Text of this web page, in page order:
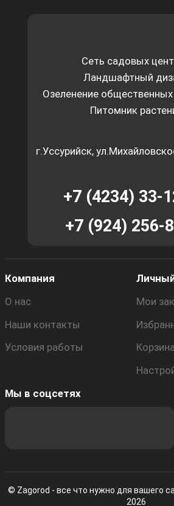
Сеть садовых
Ландшафтный
Озеленение общественных
Питомник
г.Уссурийск,
+7 (4234) 33-
+7 (924) 256-
Компания
О нас
Наши контакты
Условия работы
Мои
Корзина
Мы в соцсетях
© Zagorod - все что нужно для вашего
2026